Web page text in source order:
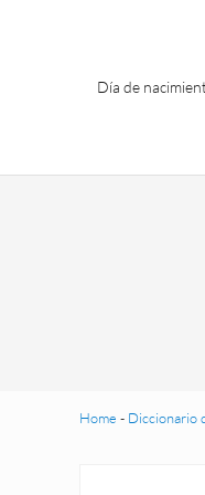
Día de
Home - Diccionario